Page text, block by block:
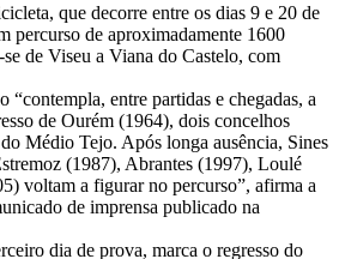
que decorre entre os dias 9 e 20 de
percurso de aproximadamente 1600
de Viseu a Viana do Castelo, com
“contempla, entre partidas e chegadas, a
de Ourém (1964), dois concelhos
Médio Tejo. Após longa ausência, Sines
(1987), Abrantes (1997), Loulé
voltam a figurar no percurso”, afirma a
de imprensa publicado na
dia de prova, marca o regresso do